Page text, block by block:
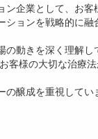
企業として、お
ョンを戦略的に融
の動きを深く理解し
客様の大切な治療
醸成を重視して